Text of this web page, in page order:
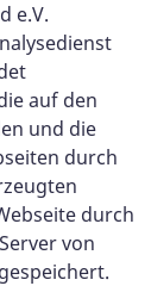
e.V.
auf den
und die
durch
durch
von